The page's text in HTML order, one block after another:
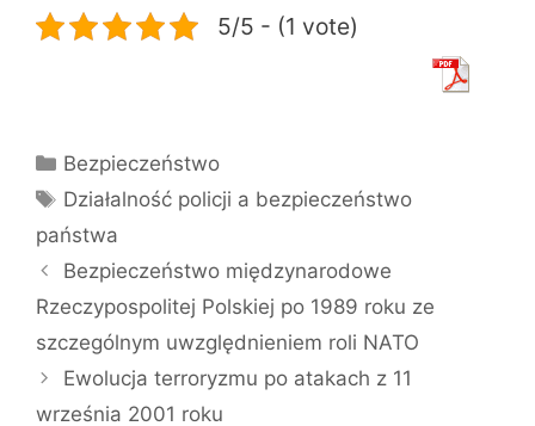
5/5 - (1 vote)
Kategorie
Bezpieczeństwo
Tagi
Działalność policji a bezpieczeństwo
państwa
Bezpieczeństwo międzynarodowe
Rzeczypospolitej Polskiej po 1989 roku ze
szczególnym uwzględnieniem roli NATO
Ewolucja terroryzmu po atakach z 11
września 2001 roku